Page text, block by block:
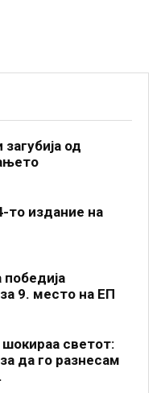
од
то издание на
9. место на ЕП
светот:
да го разнесам